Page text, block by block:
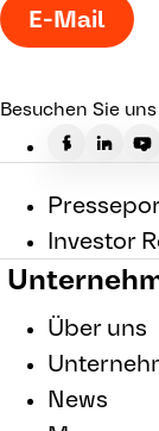
E-Mail
Besuchen Sie
Investor
Über uns
News